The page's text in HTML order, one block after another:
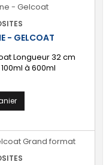
- GELCOAT
Longueur 32 cm
à 600ml